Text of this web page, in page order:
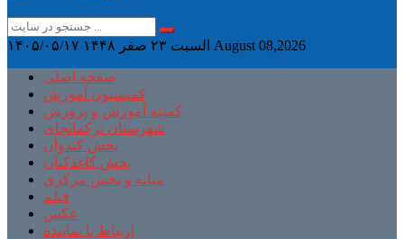
۱۴۰۵/۰۵/۱۷ السبت ۲۳ صفر ۱۴۴۸ August 08,2026
صفحه اصلی
کمیسیون آموزش
کمیته آموزش و پرورش
شهرستان ترکمانچای
بخش کندوان
بخش کاغذکنان
میانه و بخش مرکزی
فیلم
عکس
ارتباط با نماینده